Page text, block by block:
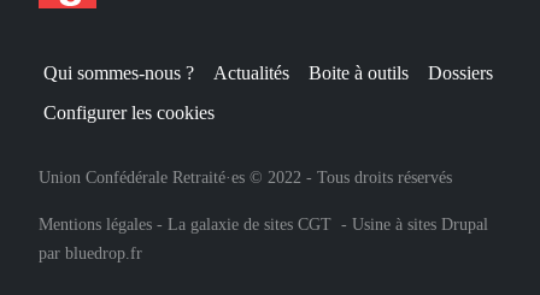
Qui sommes-nous ? Actualités Boite à outils
Dossiers
Configurer les cookies
Union Confédérale Retraité·es © 2022 - Tous droits réservés
Mentions légales - La galaxie de sites CGT - Usine à sites Drupal
par bluedrop.fr